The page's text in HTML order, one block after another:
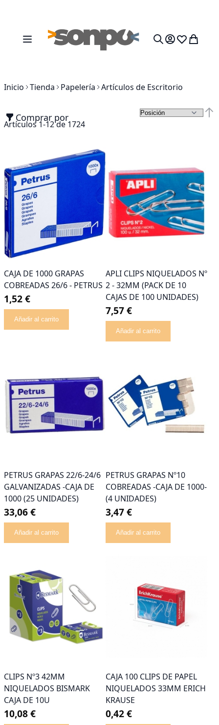
Toggle Nav Mi cesta
Inicio Tienda Papelería Artículos de Escritorio
Comprar por
Artículos1-12de1724
CAJA DE 1000 GRAPAS
COBREADAS 26/6 - PETRUS
1,52 €
Añadir al carrito
APLI CLIPS NIQUELADOS Nº
2 - 32MM (PACK DE 10
CAJAS DE 100 UNIDADES)
7,57 €
Añadir al carrito
PETRUS GRAPAS 22/6-24/6
GALVANIZADAS -CAJA DE
1000 (25 UNIDADES)
33,06 €
Añadir al carrito
PETRUS GRAPAS Nº10
COBREADAS -CAJA DE 1000-
(4 UNIDADES)
3,47 €
Añadir al carrito
CLIPS Nº3 42MM
NIQUELADOS BISMARK
CAJA DE 10U
10,08 €
CAJA 100 CLIPS DE PAPEL
NIQUELADOS 33MM ERICH
KRAUSE
0,42 €